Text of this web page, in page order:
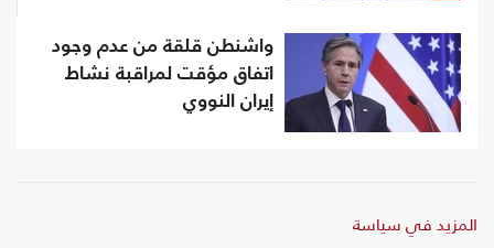
واشنطن قلقة من عدم وجود
اتفاق مؤقت لمراقبة نشاط
إيران النووي
المزيد في سياسة